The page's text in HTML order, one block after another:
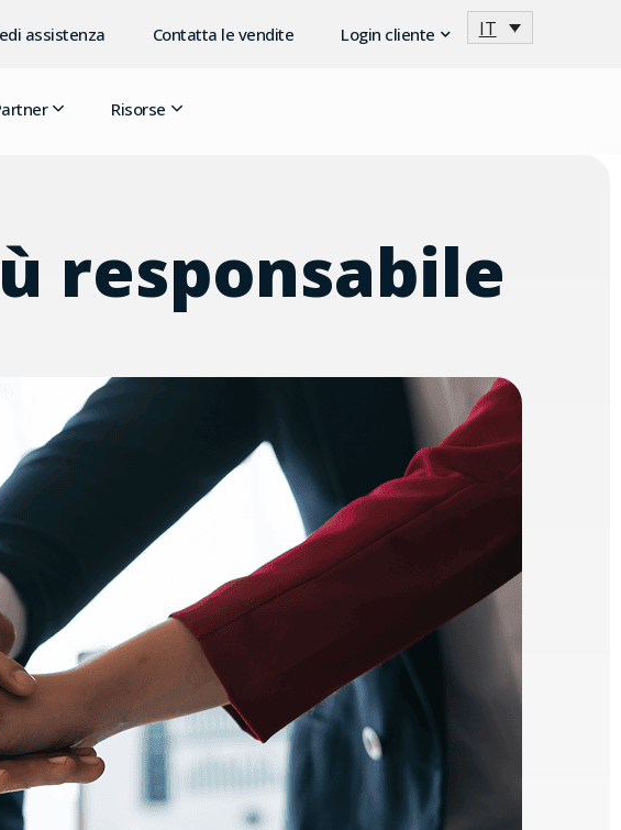
assistenza Contatta le vendite Login cliente IT
Risorse
responsabile